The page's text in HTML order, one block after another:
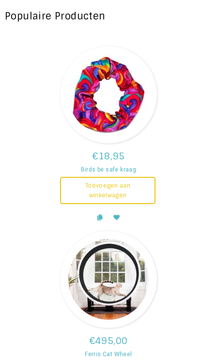
Populaire Producten
€18,95
Birds be safe kraag
Toevoegen aan
winkelwagen
€495,00
Ferris Cat Wheel